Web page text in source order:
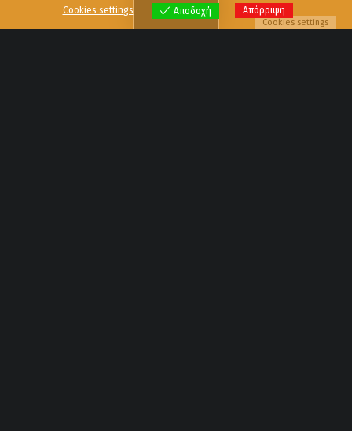
Menu
Cookies settings
Αποδοχή Απόρριψη
Cookies settings